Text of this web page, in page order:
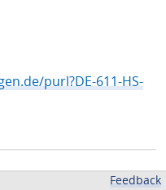
purl?DE-611-HS-
Feedback